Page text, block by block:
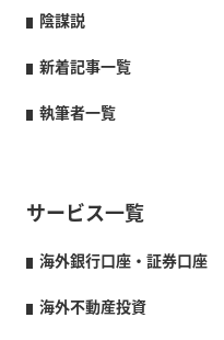
陰謀説
新着記事一覧
執筆者一覧
サービス一覧
海外銀行口座・証券口座
海外不動産投資